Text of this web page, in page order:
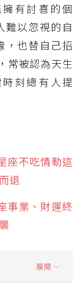
有討喜的個
難以忽視的自
，也替自己招
常被認為天生
刻總有人提
座不吃情勒這
退
事業、財運終
展開